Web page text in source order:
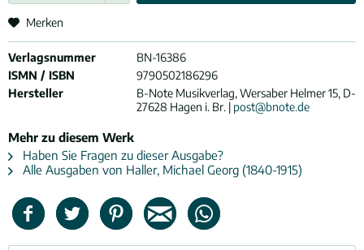
Merken
Verlagsnummer
BN-16386
ISMN / ISBN
9790502186296
Hersteller
B-Note Musikverlag, Wersaber Helmer 15, D-
27628 Hagen i. Br. | post@bnote.de
Mehr zu diesem Werk
Haben Sie Fragen zu dieser Ausgabe?
Alle Ausgaben von Haller, Michael Georg (1840-1915)